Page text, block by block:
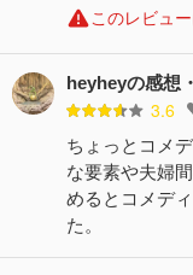
このレビュ
heyheyの感想
3.6
ちょっとコメ
な要素や夫婦
めるとコメデ
た。